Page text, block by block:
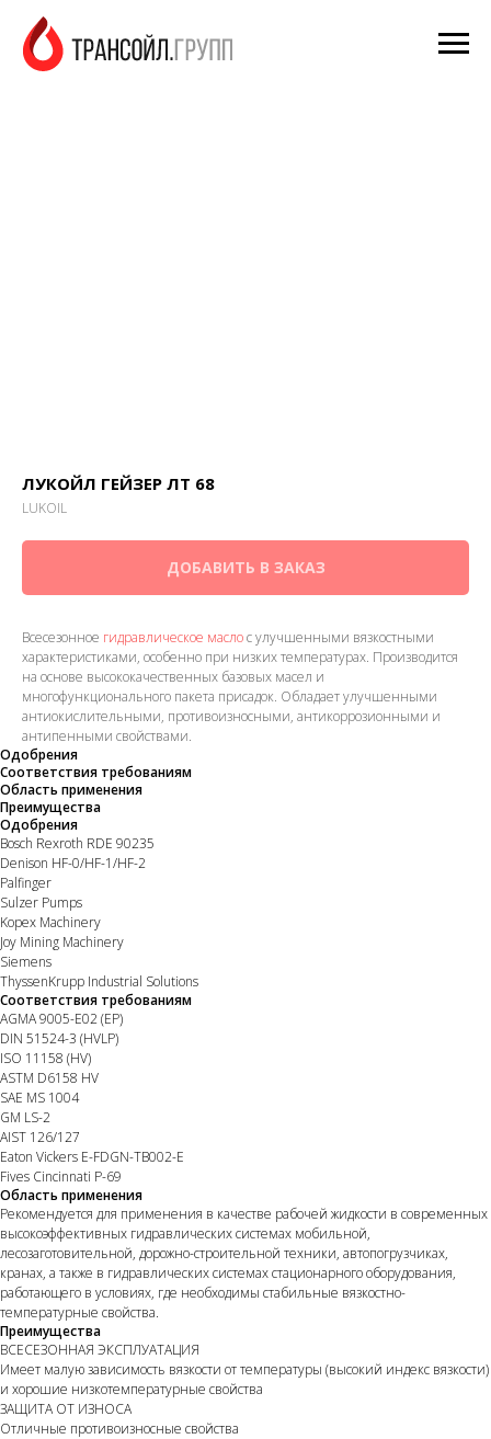
ЛУКОЙЛ ГЕЙЗЕР ЛТ 68
LUKOIL
ДОБАВИТЬ В ЗАКАЗ
Всесезонное гидравлическое маслос улучшенными вязкостными
характеристиками, особенно при низких температурах. Производится
на основе высококачественных базовых масел и
многофункционального пакета присадок. Обладает улучшенными
антиокислительными, противоизносными, антикоррозионными и
антипенными свойствами.
Одобрения
Соответствия требованиям
Область применения
Преимущества
Одобрения
Bosch Rexroth RDE 90235
Denison HF-0/HF-1/HF-2
Palfinger
Sulzer Pumps
Kopex Machinery
Joy Mining Machinery
Siemens
ThyssenKrupp Industrial Solutions
Соответствия требованиям
AGMA 9005-E02 (EP)
DIN 51524-3 (HVLP)
ISO 11158 (HV)
ASTM D6158 HV
SAE MS 1004
GM LS-2
AIST 126/127
Eaton Vickers E-FDGN-TB002-E
Fives Cincinnati Р-69
Область применения
Рекомендуется для применения в качестве рабочей жидкости в современных
высокоэффективных гидравлических системах мобильной,
лесозаготовительной, дорожно-строительной техники, автопогрузчиках,
кранах, а также в гидравлических системах стационарного оборудования,
работающего в условиях, где необходимы стабильные вязкостно-
температурные свойства.
Преимущества
ВСЕСЕЗОННАЯ ЭКСПЛУАТАЦИЯ
Имеет малую зависимость вязкости от температуры (высокий индекс вязкости)
и хорошие низкотемпературные свойства
ЗАЩИТА ОТ ИЗНОСА
Отличные противоизносные свойства